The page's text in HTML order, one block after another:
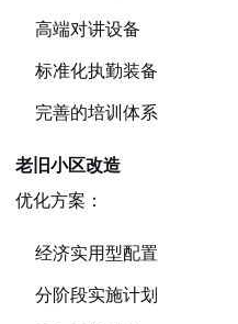
高端对讲设备
标准化执勤装备
完善的培训体系
老旧小区改造
优化方案：
经济实用型配置
分阶段实施计划